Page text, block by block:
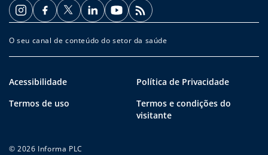
O seu canal de conteúdo do setor da saúde
Acessibilidade
Política de Privacidade
Termos de uso
Termos e condições do
visitante
© 2026 Informa PLC